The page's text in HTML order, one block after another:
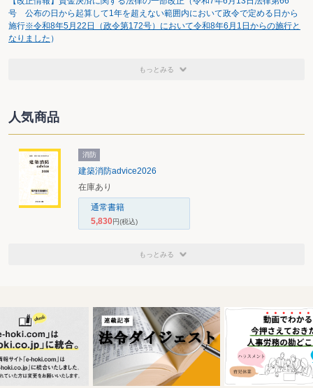
号 公布の日から起算して1年を超えない範囲内において政令で定める日から
施行※令和8年5月22日（政令第172号）において令和8年6月1日からの施行と
なりました ）
もっとみる
人気商品
消防
建築消防advice2026
在庫あり
通常書籍
5,830円(税込)
もっとみる